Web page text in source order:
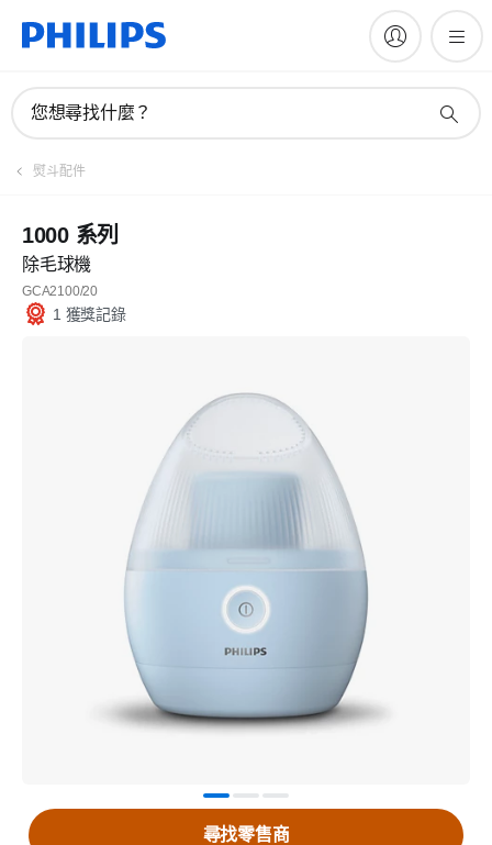
您想尋找什麼？
熨斗配件
1000 系列
除毛球機
GCA2100/20
1 獲獎記錄
尋找零售商